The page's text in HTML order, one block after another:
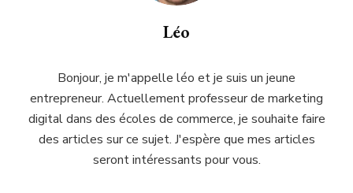
Léo
Bonjour, je m'appelle léo et je suis un jeune
entrepreneur. Actuellement professeur de marketing
digital dans des écoles de commerce, je souhaite faire
des articles sur ce sujet. J'espère que mes articles
seront intéressants pour vous.